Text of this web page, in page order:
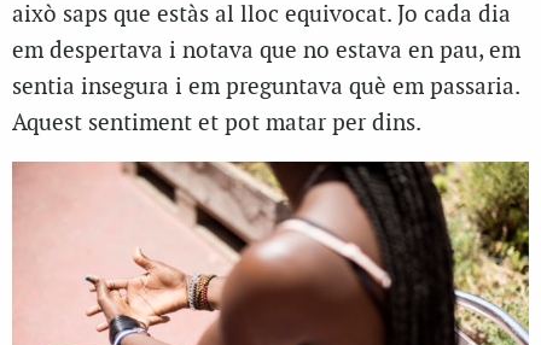
això saps que estàs al lloc equivocat. Jo cada dia
em despertava i notava que no estava en pau, em
sentia insegura i em preguntava què em passaria.
Aquest sentiment et pot matar per dins.